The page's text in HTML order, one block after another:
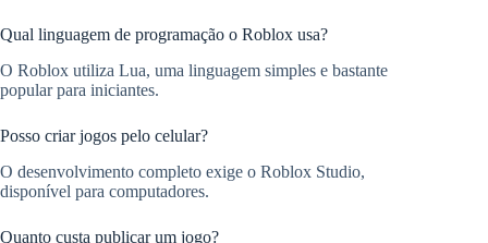
Qual linguagem de programação o Roblox usa?
O Roblox utiliza Lua, uma linguagem simples e bastante
popular para iniciantes.
Posso criar jogos pelo celular?
O desenvolvimento completo exige o Roblox Studio,
disponível para computadores.
Quanto custa publicar um jogo?